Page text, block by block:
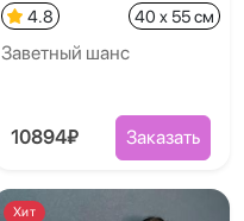
4.8 40 x 55 см
Заветный шанс
10894₽ Заказать
Хит